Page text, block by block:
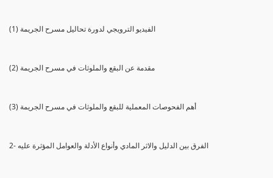
(1) الفيديو الترويجي لدورة تحاليل مسرح الجريمة
(2) مقدمة عن البقع والملوثات في مسرح الجريمة
(3) أهم الفحوصات المعملية للبقع والملوثات في مسرح الجريمة
2- الفرق بين الدليل والاثر المادي وأنواع الأدلة والعوامل المؤثرة عليه